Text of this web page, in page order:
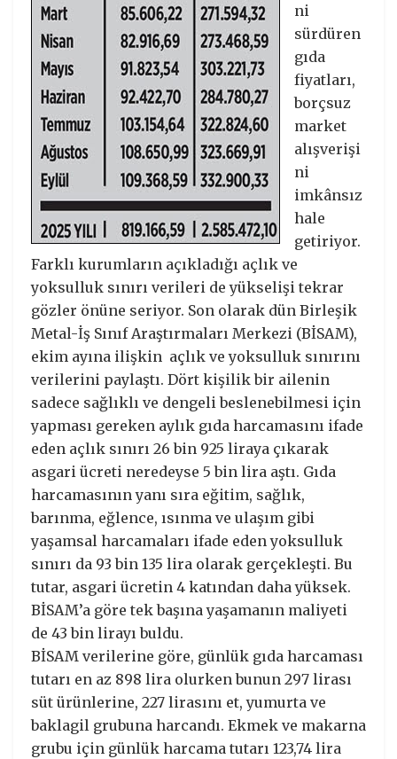
ni
sürdüren
gıda
fiyatları,
borçsuz
market
alışverişi
ni
imkânsız
hale
getiriyor.
Farklı kurumların açıkladığı açlık ve
yoksulluk sınırı verileri de yükselişi tekrar
gözler önüne seriyor. Son olarak dün Birleşik
Metal-İş Sınıf Araştırmaları Merkezi (BİSAM),
ekim ayına ilişkin açlık ve yoksulluk sınırını
verilerini paylaştı. Dört kişilik bir ailenin
sadece sağlıklı ve dengeli beslenebilmesi için
yapması gereken aylık gıda harcamasını ifade
eden açlık sınırı 26 bin 925 liraya çıkarak
asgari ücreti neredeyse 5 bin lira aştı. Gıda
harcamasının yanı sıra eğitim, sağlık,
barınma, eğlence, ısınma ve ulaşım gibi
yaşamsal harcamaları ifade eden yoksulluk
sınırı da 93 bin 135 lira olarak gerçekleşti. Bu
tutar, asgari ücretin 4 katından daha yüksek.
BİSAM’a göre tek başına yaşamanın maliyeti
de 43 bin lirayı buldu.
BİSAM verilerine göre, günlük gıda harcaması
tutarı en az 898 lira olurken bunun 297 lirası
süt ürünlerine, 227 lirasını et, yumurta ve
baklagil grubuna harcandı. Ekmek ve makarna
grubu için günlük harcama tutarı 123,74 lira